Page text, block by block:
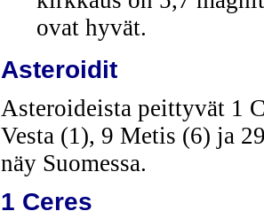
ovat hyvät.
Asteroidit
Asteroideista peittyvät 1
Vesta (1), 9 Metis (6) ja
näy Suomessa.
1 Ceres